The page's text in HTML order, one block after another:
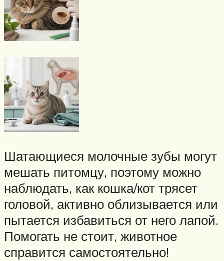
Шатающиеся молочные зубы могут
мешать питомцу, поэтому можно
наблюдать, как кошка/кот трясет
головой, активно облизывается или
пытается избавиться от него лапой.
Помогать не стоит, животное
справится самостоятельно!